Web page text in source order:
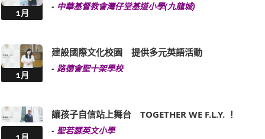
1月
- 中華基督教會灣仔堂基道小學(九龍城)
1月
建設國際文化校園 提供多元英語活動
- 路德會聖十架學校
讓孩子自信站上舞台 TOGETHER WE F.L.Y. ！
- 聖若瑟英文小學